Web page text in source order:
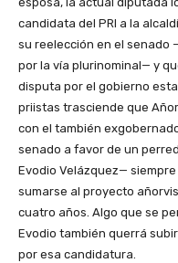
candidata del PRI a la
su reelección en el senado
por la vía plurinominal— y
disputa por el gobierno
priistas trasciende que
con el también
senado a favor de un
Evodio Velázquez—
sumarse al proyecto
cuatro años. Algo que se
Evodio también querrá
por esa candidatura.